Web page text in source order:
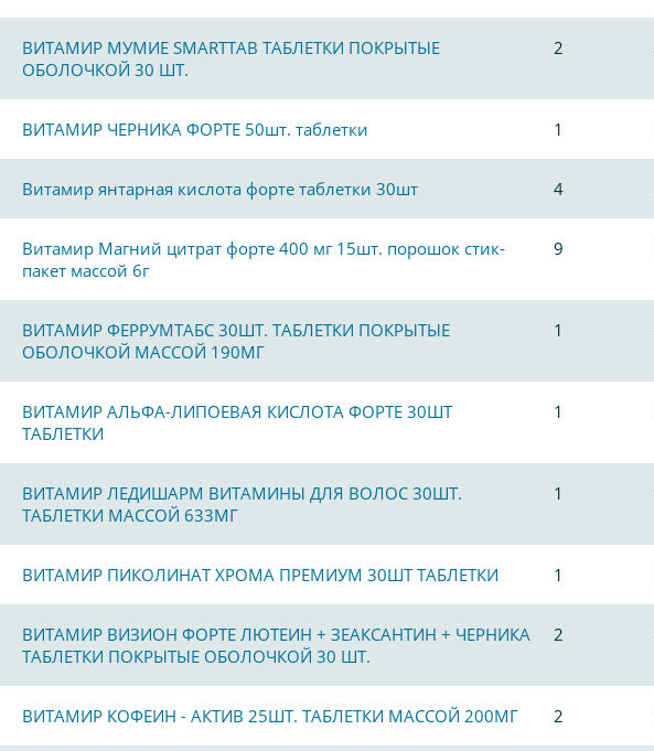
ВИТАМИР МУМИЕ SMARTTAB ТАБЛЕТКИ ПОКРЫТЫЕ
ОБОЛОЧКОЙ 30 ШТ.
2
ВИТАМИР ЧЕРНИКА ФОРТЕ 50шт. таблетки 1
Витамир янтарная кислота форте таблетки 30шт 4
Витамир Магний цитрат форте 400 мг 15шт. порошок стик-
пакет массой 6г
9
ВИТАМИР ФЕРРУМТАБС 30ШТ. ТАБЛЕТКИ ПОКРЫТЫЕ
ОБОЛОЧКОЙ МАССОЙ 190МГ
1
ВИТАМИР АЛЬФА-ЛИПОЕВАЯ КИСЛОТА ФОРТЕ 30ШТ
ТАБЛЕТКИ
1
ВИТАМИР ЛЕДИШАРМ ВИТАМИНЫ ДЛЯ ВОЛОС 30ШТ.
ТАБЛЕТКИ МАССОЙ 633МГ
1
ВИТАМИР ПИКОЛИНАТ ХРОМА ПРЕМИУМ 30ШТ ТАБЛЕТКИ 1
ВИТАМИР ВИЗИОН ФОРТЕ ЛЮТЕИН + ЗЕАКСАНТИН + ЧЕРНИКА
ТАБЛЕТКИ ПОКРЫТЫЕ ОБОЛОЧКОЙ 30 ШТ.
2
ВИТАМИР КОФЕИН - АКТИВ 25ШТ. ТАБЛЕТКИ МАССОЙ 200МГ 2